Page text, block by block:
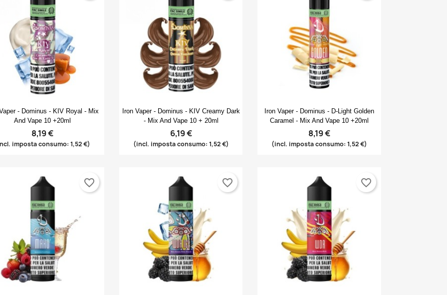
Anteprima
- Dominus - KIV Royal - Mix
And Vape 10 +20ml
8,19 €
imposta consumo: 1,52 €)
Anteprima
Iron Vaper - Dominus - KIV Creamy Dark
- Mix And Vape 10 + 20ml
6,19 €
(incl. imposta consumo: 1,52 €)
Anteprima
Iron Vaper - Dominus - D-Light Golden
Caramel - Mix And Vape 10 +20ml
8,19 €
(incl. imposta consumo: 1,52 €)
favorite_border favorite_border favorite_border